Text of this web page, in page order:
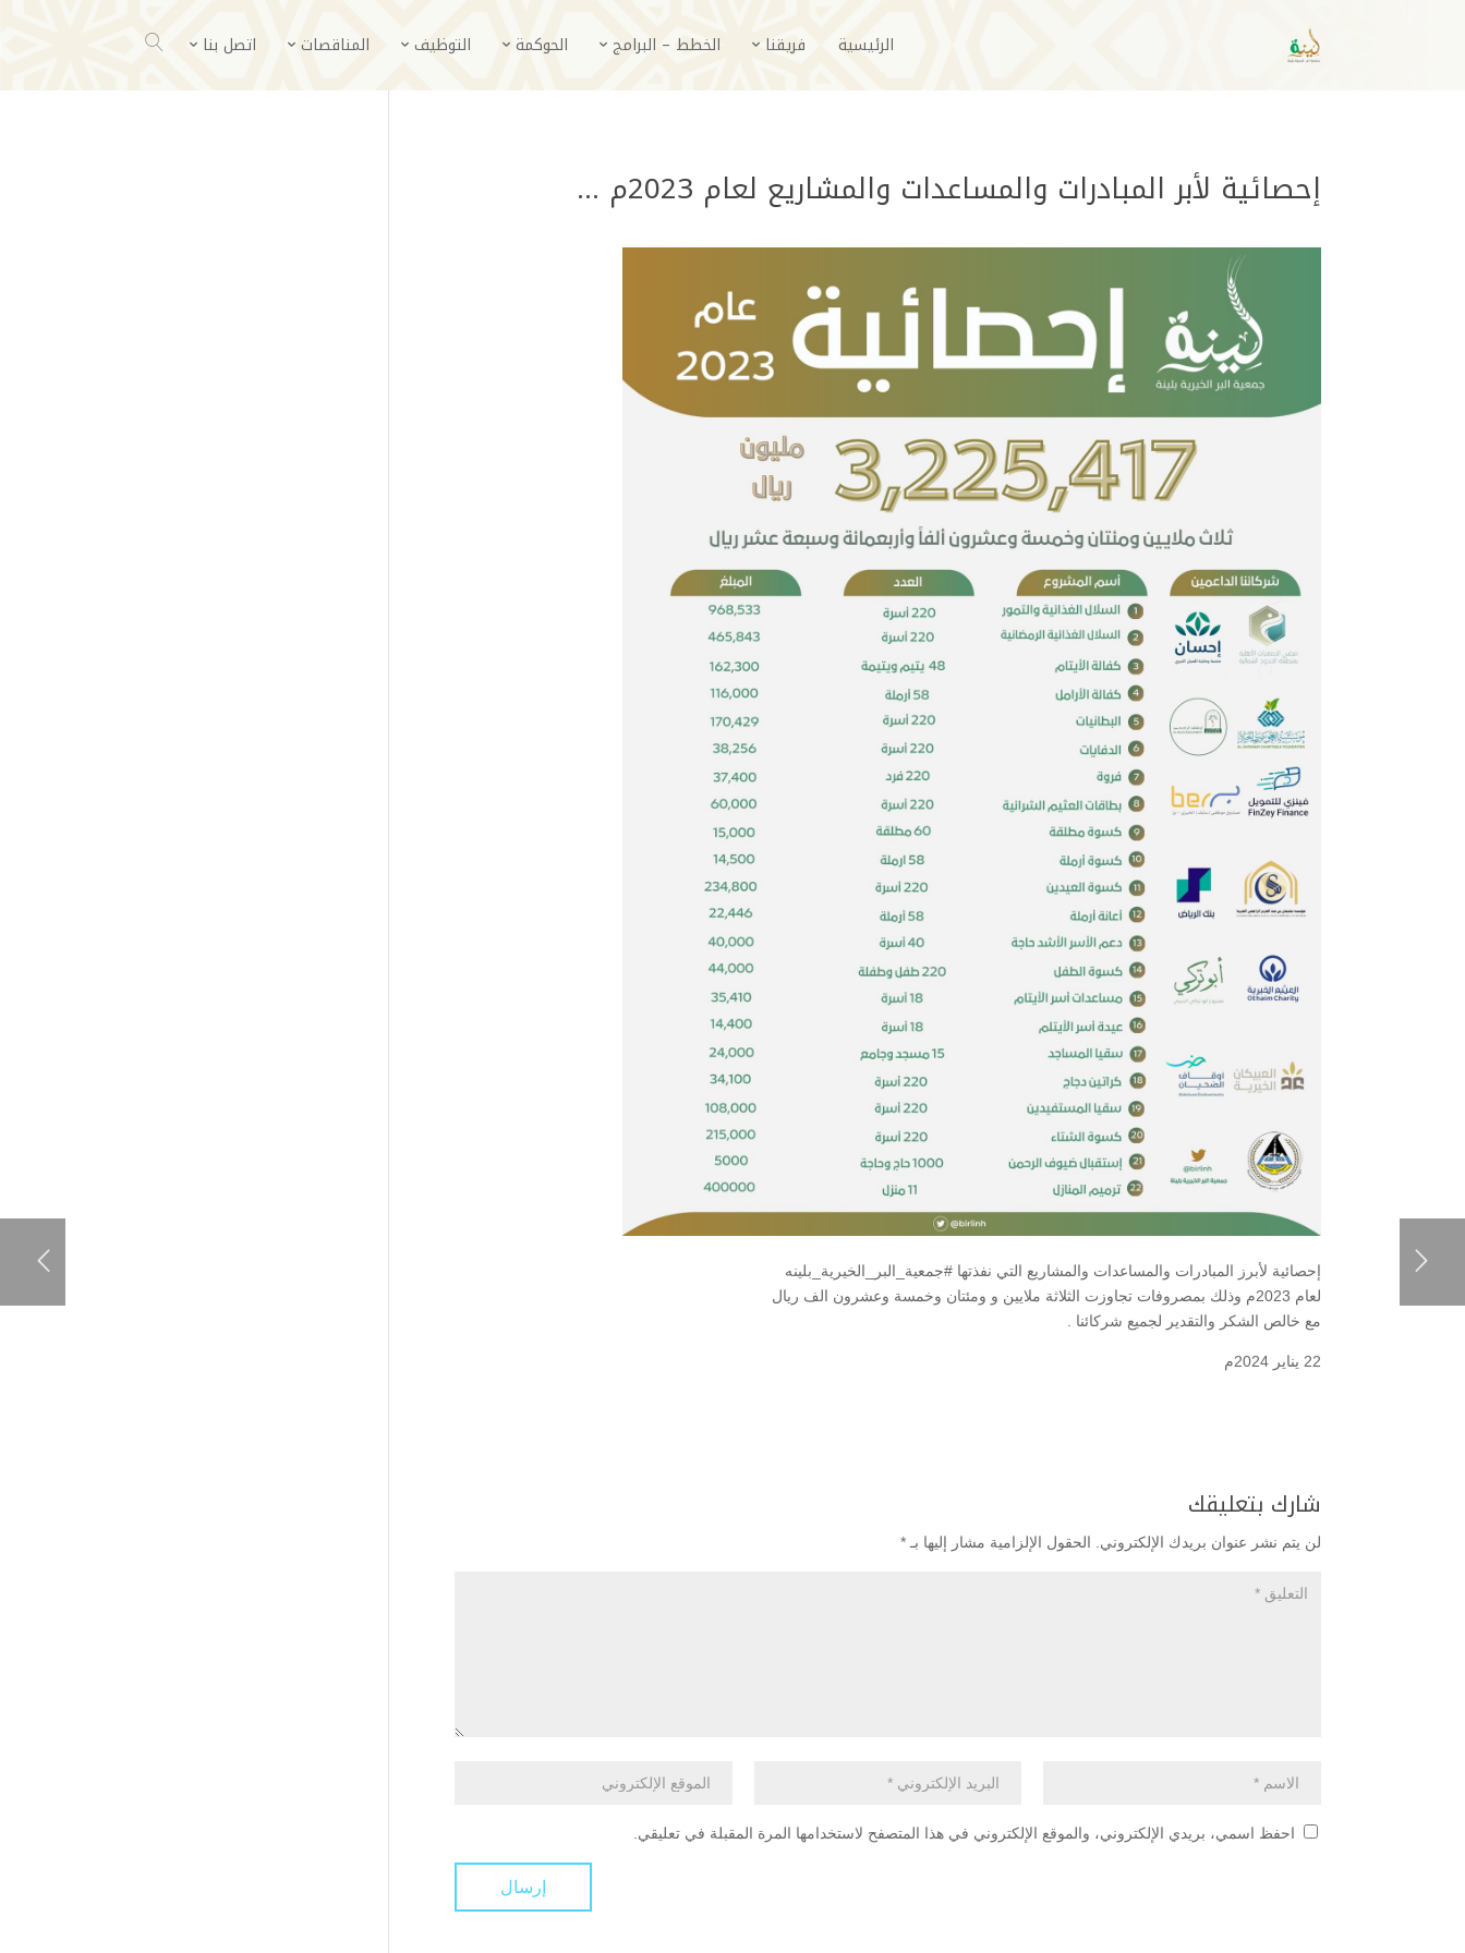
الرئيسية فريقنا الخطط – البرامج الحوكمة التوظيف المناقصات اتصل بنا
إحصائية لأبر المبادرات والمساعدات والمشاريع لعام 2023م …
إحصائية لأبرز المبادرات والمساعدات والمشاريع التي نفذتها #جمعية_البر_الخيرية_بلينه
لعام 2023م وذلك بمصروفات تجاوزت الثلاثة ملايين و ومئتان وخمسة وعشرون الف ريال
مع خالص الشكر والتقدير لجميع شركائنا .
22 يناير 2024م
شارك بتعليقك
لن يتم نشر عنوان بريدك الإلكتروني. الحقول الإلزامية مشار إليها بـ *
احفظ اسمي، بريدي الإلكتروني، والموقع الإلكتروني في هذا المتصفح لاستخدامها المرة المقبلة في تعليقي.